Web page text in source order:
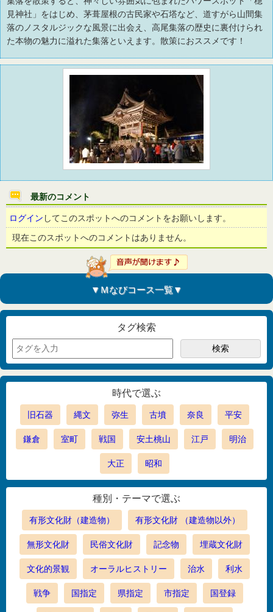
見神社」をはじめ、茅葺屋根の古民家や石塔など、道すがら山間集
落のノスタルジックな風景に出会え、高尾集落の歴史に裏付けられ
た本物の魅力に溢れた集落といえます。散策におススメです！
最新のコメント
ログイン してこのスポットへのコメントをお願いします。
現在このスポットへのコメントはありません。
▼Ｍなびコース一覧▼
タグ検索
時代で選ぶ
旧石器 縄文 弥生 古墳 奈良 平安
鎌倉 室町 戦国 安土桃山 江戸 明治
大正 昭和
種別・テーマで選ぶ
有形文化財（建造物） 有形文化財 （建造物以外）
無形文化財 民俗文化財 記念物 埋蔵文化財
文化的景観 オーラルヒストリー 治水 利水
戦争 国指定 県指定 市指定 国登録